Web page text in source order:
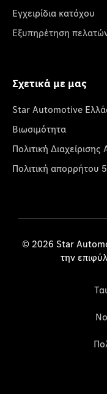
Εγχειρίδια κατόχου
Εξυπηρέτηση
Σχετικά με μας
Star Automotive
Βιωσιμότητα
Πολιτική
Πολιτική απορρήτου
© 2026 Star
την